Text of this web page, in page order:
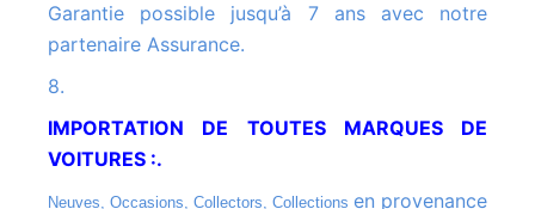
Garantie possible jusqu’à 7 ans avec notre
partenaire Assurance.
8.
IMPORTATION DE TOUTES MARQUES DE
VOITURES :.
Neuves, Occasions, Collectors, Collections en provenance